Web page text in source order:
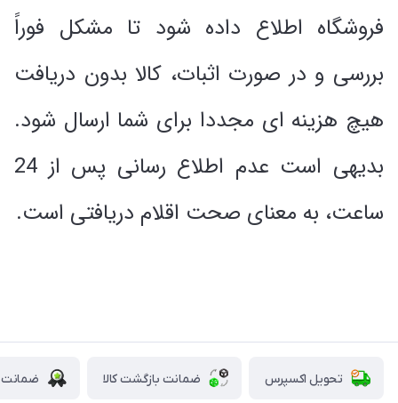
فروشگاه اطلاع داده شود تا مشکل فوراً
بررسی و در صورت اثبات، کالا بدون دریافت
هیچ هزینه ای مجددا برای شما ارسال شود.
بدیهی است عدم اطلاع رسانی پس از 24
ساعت، به معنای صحت اقلام دریافتی است.
تحویل اکسپرس ضمانت بازگشت کالا ضمانت